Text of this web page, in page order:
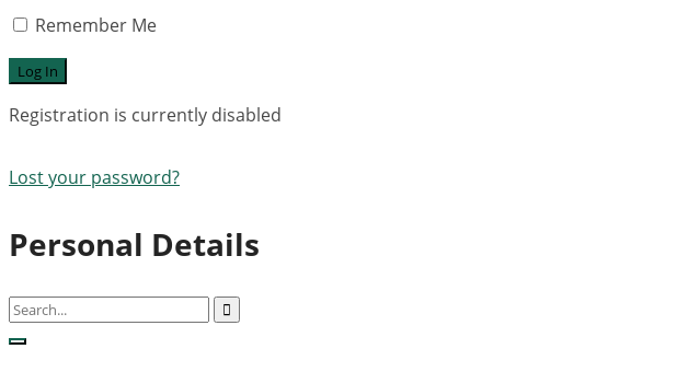
Remember Me
Registration is currently disabled
Lost your password?
Personal Details